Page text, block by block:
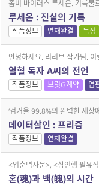
좀비 바이러스 루세온. 기록물
루세온 : 진실의 기록
작품정보 연재완결 독점
안녕하세요. 리리브 작가님.
열혈 독자 A씨의 전언
작품정보 브릿G계약 엽
‘검거율 99.8%의 완벽한 세상
데이터살인 : 프리즘
작품정보 연재완결
<입춘벽사문>, <삼인행 필유
혼(魂)과 백(魄)의 시간